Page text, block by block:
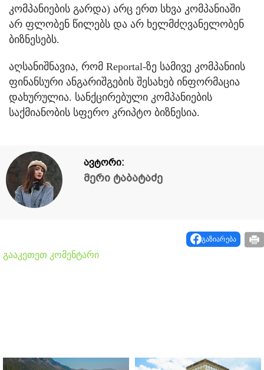
კომპანიების გარდა) არც ერთ სხვა კომპანიაში
არ ფლობენ წილებს და არ ხელმძღვანელობენ
ბიზნესებს.
აღსანიშნავია, რომ Reportal-ზე სამივე კომპანიის
ფინანსური ანგარიშგების შესახებ ინფორმაცია
დახურულია. სანქცირებული კომპანიების
საქმიანობის სფერო კრიპტო ბიზნესია.
ავტორი:
მერი ტაბატაძე
გაზიარება
გააკეთეთ კომენტარი